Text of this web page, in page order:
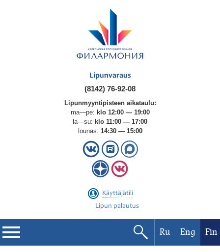
Lipunvaraus
(8142) 76-92-08
Lipunmyyntipisteen aikataulu:
ma—pe: klo 12:00 — 19:00
la—su: klo 11:00 — 17:00
lounas: 14:30 — 15:00
Käyttäjätili
Lipun palautus
Ru Eng Fin